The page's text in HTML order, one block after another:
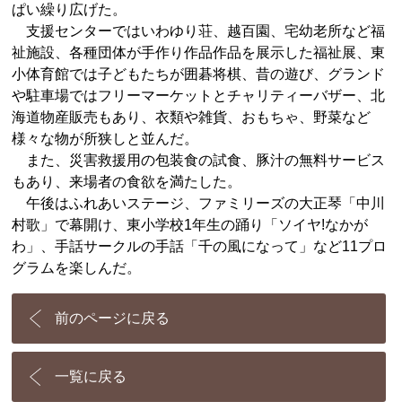
ぱい繰り広げた。
支援センターではいわゆり荘、越百園、宅幼老所など福
祉施設、各種団体が手作り作品作品を展示した福祉展、東
小体育館では子どもたちが囲碁将棋、昔の遊び、グランド
や駐車場ではフリーマーケットとチャリティーバザー、北
海道物産販売もあり、衣類や雑貨、おもちゃ、野菜など
様々な物が所狭しと並んだ。
また、災害救援用の包装食の試食、豚汁の無料サービス
もあり、来場者の食欲を満たした。
午後はふれあいステージ、ファミリーズの大正琴「中川
村歌」で幕開け、東小学校1年生の踊り「ソイヤ!なかが
わ」、手話サークルの手話「千の風になって」など11プロ
グラムを楽しんだ。
前のページに戻る
一覧に戻る